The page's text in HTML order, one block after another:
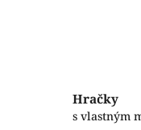
Hračky
s vlastným